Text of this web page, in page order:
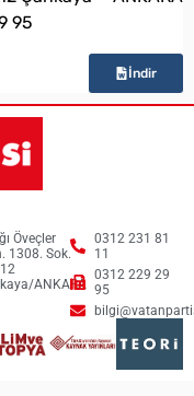
95
İndir
Öveçler
1308. Sok.
ANKARA
0312 231 81
11
0312 229 29
95